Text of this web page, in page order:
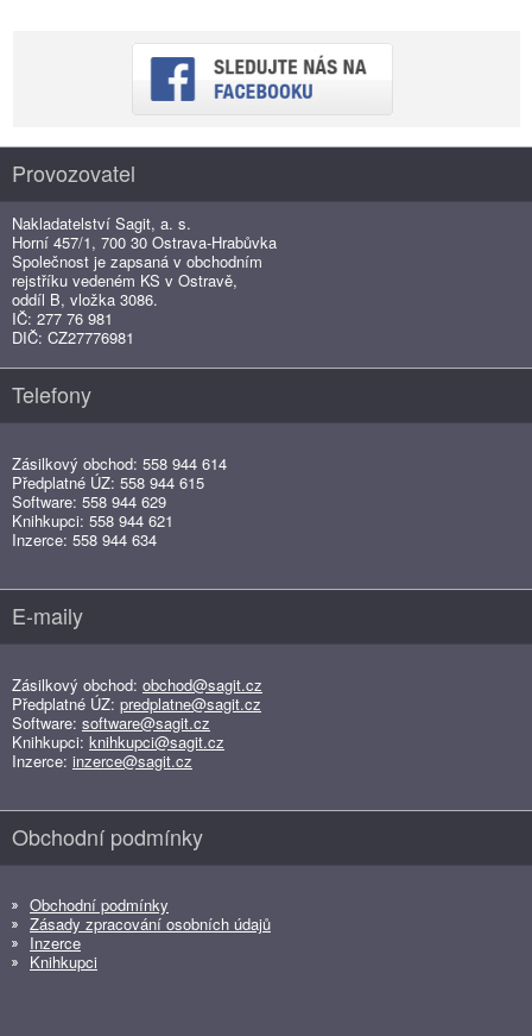
Provozovatel
Nakladatelství Sagit, a. s.
Horní 457/1, 700 30 Ostrava-Hrabůvka
Společnost je zapsaná v obchodním
rejstříku vedeném KS v Ostravě,
oddíl B, vložka 3086.
IČ: 277 76 981
DIČ: CZ27776981
Telefony
Zásilkový obchod: 558 944 614
Předplatné ÚZ: 558 944 615
Software: 558 944 629
Knihkupci: 558 944 621
Inzerce: 558 944 634
E-maily
Zásilkový obchod: obchod@sagit.cz
Předplatné ÚZ: predplatne@sagit.cz
Software: software@sagit.cz
Knihkupci: knihkupci@sagit.cz
Inzerce: inzerce@sagit.cz
Obchodní podmínky
Obchodní podmínky
Zásady zpracování osobních údajů
Inzerce
Knihkupci